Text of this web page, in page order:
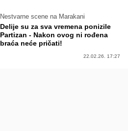
Nestvarne scene na Marakani
Delije su za sva vremena ponizile
Partizan - Nakon ovog ni rođena
braća neće pričati!
22.02.26. 17:27